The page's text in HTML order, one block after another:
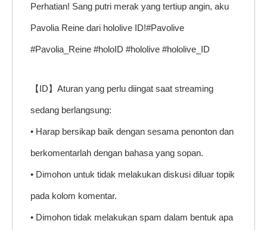
Perhatian! Sang putri merak yang tertiup angin, aku
Pavolia Reine dari hololive ID!#Pavolive
#Pavolia_Reine #holoID #hololive #hololive_ID
【ID】Aturan yang perlu diingat saat streaming
sedang berlangsung:
• Harap bersikap baik dengan sesama penonton dan
berkomentarlah dengan bahasa yang sopan.
• Dimohon untuk tidak melakukan diskusi diluar topik
pada kolom komentar.
• Dimohon tidak melakukan spam dalam bentuk apa